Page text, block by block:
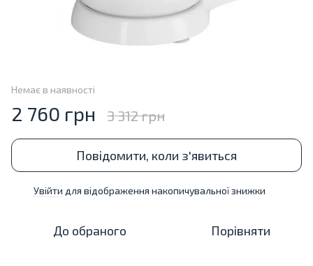
Немає в наявності
2 760 грн 3 312 грн
Повідомити, коли з'явиться
Увійти для відображення накопичувальної знижки
До обраного Порівняти